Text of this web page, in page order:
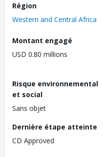
Région
Western and Central Africa
Montant engagé
USD 0.80 millions
Risque environnemental
et social
Sans objet
Dernière étape atteinte
CD Approved